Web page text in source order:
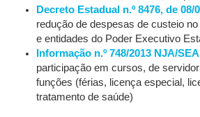
Decreto Estadual n.º 8476, de 08/
redução de despesas de custeio
e entidades do Poder Executivo
Informação n.º 748/2013 NJA/
participação em cursos, de
funções (férias, licença especial,
tratamento de saúde)